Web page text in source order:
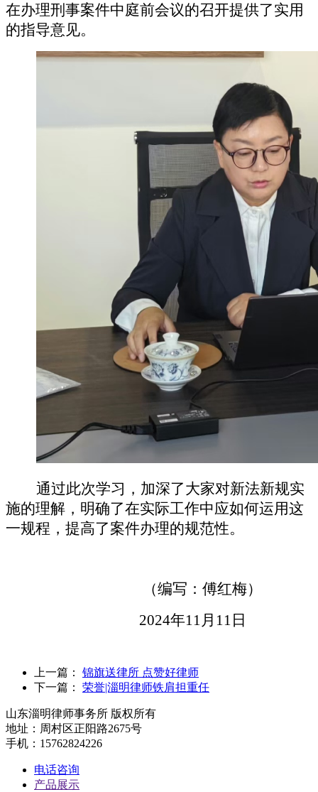
在办理刑事案件中庭前会议的召开提供了实用
的指导意见。
通过此次学习，加深了大家对新法新规实
施的理解，明确了在实际工作中应如何运用这
一规程，提高了案件办理的规范性。
（编写：傅红梅）
2024年11月11日
上一篇：
锦旗送律所 点赞好律师
下一篇：
荣誉|淄明律师铁肩担重任
山东淄明律师事务所 版权所有
地址：周村区正阳路2675号
手机：15762824226
电话咨询
产品展示